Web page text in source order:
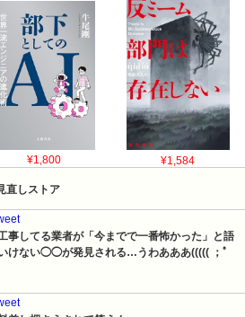
¥1,800 ¥1,584
直しストア
事してる業者が「今までで一番怖かった」と語
けない◯◯が発見される…うわあああ((((( ；ﾟ